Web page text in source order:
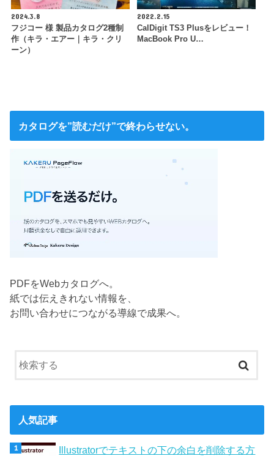
2024.3.8
フジコー 様 製品カタログ2種制
作（キラ・エアー｜キラ・クリ
ーン）
2022.2.15
CalDigit TS3 Plusをレビュー！
MacBook Pro U…
カタログを”読むだけ”で終わらせない。
PDFをWebカタログへ。
紙では伝えきれない情報を、
お問い合わせにつながる導線で成果へ。
人気記事
Illustratorでテキストの下の余白を削除する方